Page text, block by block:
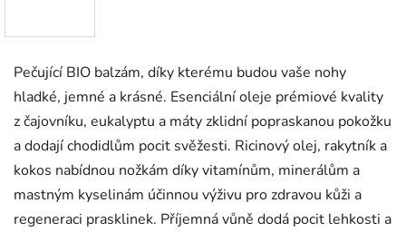
Pečující BIO balzám, díky kterému budou vaše nohy
hladké, jemné a krásné. Esenciální oleje prémiové kvality
z čajovníku, eukalyptu a máty zklidní popraskanou pokožku
a dodají chodidlům pocit svěžesti. Ricinový olej, rakytník a
kokos nabídnou nožkám díky vitamínům, minerálům a
mastným kyselinám účinnou výživu pro zdravou kůži a
regeneraci prasklinek. Příjemná vůně dodá pocit lehkosti a